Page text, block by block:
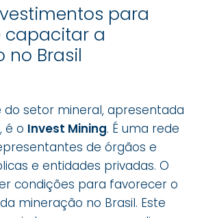
para
capacitar a
no Brasil
do setor mineral, apresentada
é o Invest Mining. É uma rede
de órgãos e
e entidades privadas. O
condições para favorecer o
mineração no Brasil. Este